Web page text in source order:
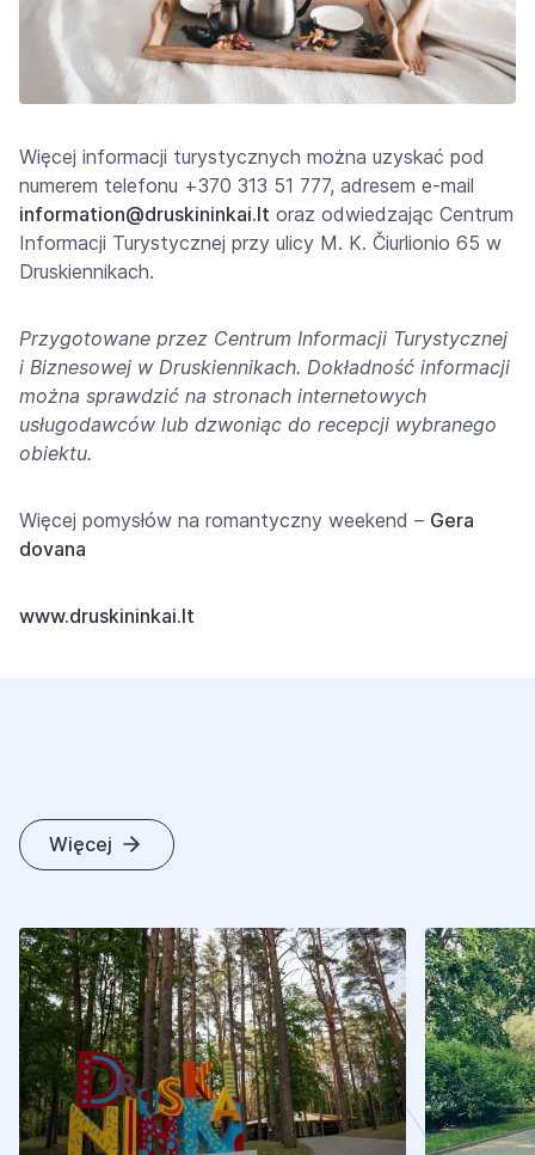
Więcej informacji turystycznych można uzyskać pod
numerem telefonu +370 313 51 777, adresem e-mail
information@druskininkai.lt oraz odwiedzając Centrum
Informacji Turystycznej przy ulicy M. K. Čiurlionio 65 w
Druskiennikach.
Przygotowane przez Centrum Informacji Turystycznej
i Biznesowej w Druskiennikach. Dokładność informacji
można sprawdzić na stronach internetowych
usługodawców lub dzwoniąc do recepcji wybranego
obiektu.
Więcej pomysłów na romantyczny weekend – Gera
dovana
www.druskininkai.lt
Więcej